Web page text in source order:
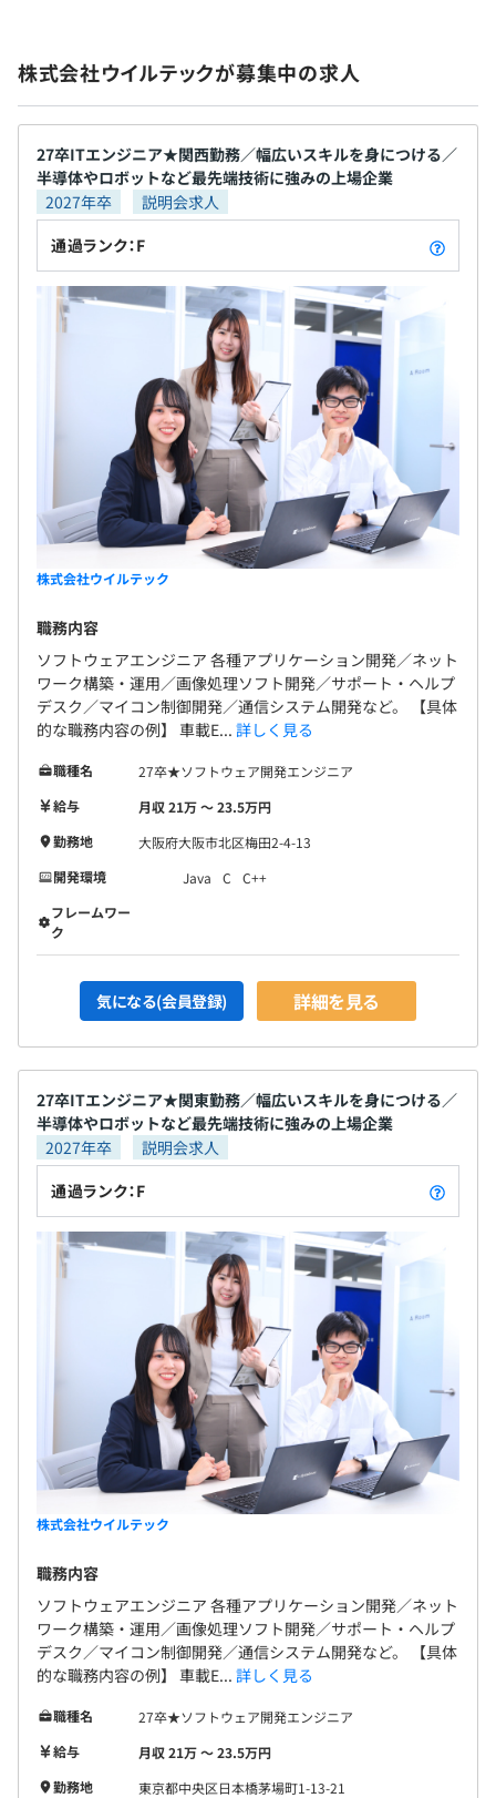
配属先により異なる
・交通費支給（上限15万円／月）
・時間外手当（別途全額支給）
・借り上げ社宅制度
賞与：年2回（9月、3月）
昇給：年1回（5月）
社会保険完備（健康保険・厚生年金保険、雇用保険・労災
保険）
無期雇用
3カ月（期間中、待遇面の変更はありません）
16.59時間
前年度の有給休暇の平均取得日数
9.4日
からです。 だからこそ、当社では最初に配属される
プロジェクトは、本人と相談をしながら慎重に決定
していきます。 やりたい分野、憧れの製品や技術に
携われる。エンジニアの第一歩を踏み出す時のワク
ワク感を、ずっと忘れずに成長していただけるよう
長期的なサポートをおこないます。 また、ウイルテ
ックグループ全体で新たな職種にチャレンジするこ
とができる「ジョブポスティング制度」を導入して
います。 技術職として入社後、 経験を活かし、採用
担当にジョブチェンジして求職者に仕事の楽しさを
伝えるなど、幅広く活躍できるフィールドがありま
の雇用を守る」ことをポリシーに、生涯エンジニア
として働き続けるための雇用の安定をはかってまい
りました。 過去の世界的な不況時にも、社員をリス
トラせず乗り越えてきました。東証スタンダード上
場の安定経営基盤を礎に、この思いをこれからも変
わることなくずっと大切にしていきます。 ■プライ
ベートと仕事どちらも大切であると考えています。
私たちは「プライベートを軸に生活と労働の時間を
充ワーカー”と名づけ、この働き方に賛同していま
す。 プライベートが充実しているからこそ、仕事も
頑張ることができると考えており、実際に当社で
は、プライベートを充実させながら活躍している社
員が多くいます。 そのほかにも、希望に沿った有給
取得の推進や、産休・育休取得の応援。産休・育休
後の復帰率も高い、働きやすい職場環境です。
株式会社ウイルテックが募集中の求人
27卒ITエンジニア★関西勤務／幅広いスキルを身につける／
半導体やロボットなど最先端技術に強みの上場企業
2027年卒
説明会求人
通過ランク：F
株式会社ウイルテック
職務内容
ソフトウェアエンジニア 各種アプリケーション開発／ネット
ワーク構築・運用／画像処理ソフト開発／サポート・ヘルプ
デスク／マイコン制御開発／通信システム開発など。 【具体
的な職務内容の例】 車載E... 詳しく見る
職種名
27卒★ソフトウェア開発エンジニア
給与
月収 21万 〜 23.5万円
勤務地
大阪府大阪市北区梅田2-4-13
開発環境
Java C
C++
フレームワー
ク
気になる(会員登録) 詳細を見る
27卒ITエンジニア★関東勤務／幅広いスキルを身につける／
半導体やロボットなど最先端技術に強みの上場企業
2027年卒
説明会求人
通過ランク：F
株式会社ウイルテック
職務内容
ソフトウェアエンジニア 各種アプリケーション開発／ネット
ワーク構築・運用／画像処理ソフト開発／サポート・ヘルプ
デスク／マイコン制御開発／通信システム開発など。 【具体
的な職務内容の例】 車載E... 詳しく見る
職種名
27卒★ソフトウェア開発エンジニア
給与
月収 21万 〜 23.5万円
勤務地
東京都中央区日本橋茅場町1-13-21